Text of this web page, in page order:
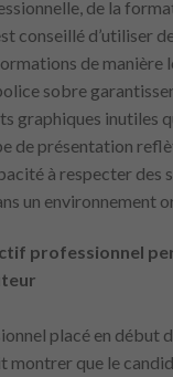
de la
conseillé d’utiliser
de manière
sobre
graphiques inutiles
de présentation
à respecter des
un environnement
professionnel
placé en début
montrer que le